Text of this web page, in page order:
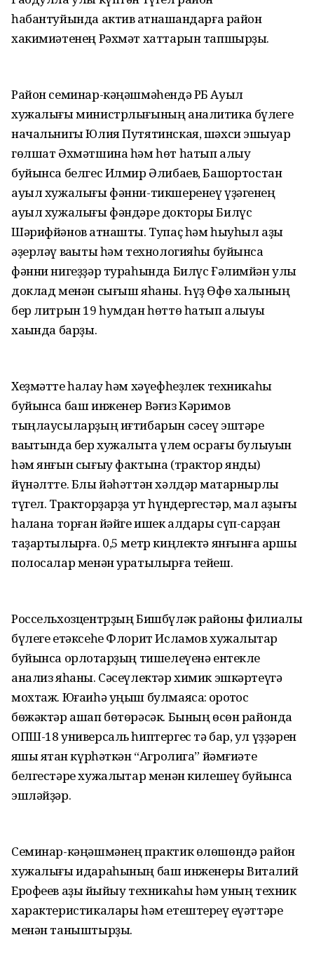
һабантуйында актив ҡатнашҡандарға район
хакимиәтенең Рәхмәт хаттарын тапшырҙы.
Район семинар-кәңәшмәһендә РБ Ауыл
хужалығы министрлығының аналитика бүлеге
начальнигы Юлия Путятинская, шәхси эшҡыуар
гөлшат Әхмәтшина һәм һөт һатып алыу
буйынса белгес Илмир Әлибаев, Башҡортостан
ауыл хужалығы фәнни-тикшеренеү үҙәгенең
ауыл хужалығы фәндәре докторы Билүс
Шәрифйәнов ҡатнашты. Тупаҫ һәм һыуһыл аҙыҡ
әҙерләү ваҡыты һәм технологияһы буйынса
фәнни нигеҙҙәр тураһында Билүс Ғәлимйән улы
доклад менән сығыш яһаны. Һүҙ Өфө халҡының
бер литрын 19 һумдан һөттө һатып алыуы
хаҡында барҙы.
Хеҙмәтте һаҡлау һәм хәүефһеҙлек техникаһы
буйынса баш инженер Вәғиз Кәримов
тыңлаусыларҙың иғтибарын сәсеү эштәре
ваҡытында бер хужалыҡта үлем осрағы булыуын
һәм янғын сығыу фактына (трактор янды)
йүнәлтте. Блы йәһәттән хәлдәр маҡтарнырлыҡ
түгел. Тракторҙарҙа ут һүндергестәр, мал аҙығы
һаҡлана торған йәйге ишек алдары сүп-сарҙан
таҙартылырға. 0,5 метр киңлектә янғынға ҡаршы
полосалар менән уратылырға тейеш.
Россельхозцентрҙың Бишбүләк районы филиалы
бүлеге етәксеһе Флорит Исламов хужалыҡтар
буйынса орлоҡтарҙың тишелеүенә ентекле
анализ яһаны. Сәсеүлектәр химик эшкәртеүгә
мохтаж. Юғаиһә уңыш булмаясаҡ: ҡоротҡос
бөжәктәр ашап бөтөрәсәк. Бының өсөн районда
ОПШ-18 универсаль һиптергес тә бар, ул үҙҙәрен
яҡшы яҡтан күрһәткән “Агролига” йәмғиәте
белгестәре хужалыҡтар менән килешеү буйынса
эшләйҙәр.
Семинар-кәңәшмәнең практик өлөшөндә район
хужалығы идараһының баш инженеры Виталий
Ерофеев аҙыҡ йыйыу техникаһы һәм уның техник
характеристикалары һәм етештереү ҡеүәттәре
менән таныштырҙы.